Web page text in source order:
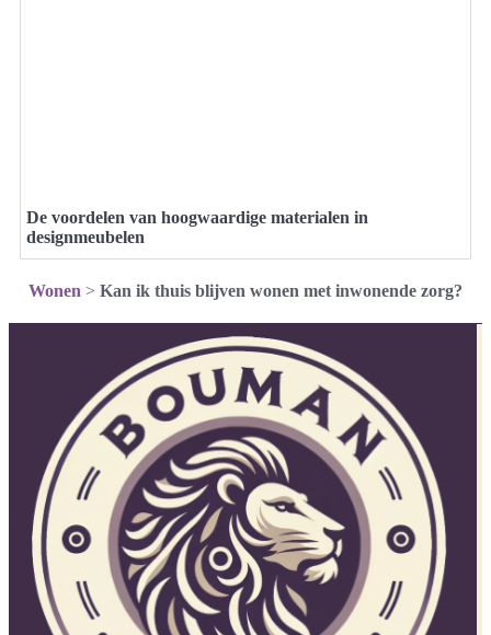
De voordelen van hoogwaardige materialen in
designmeubelen
Wonen > Kan ik thuis blijven wonen met inwonende zorg?